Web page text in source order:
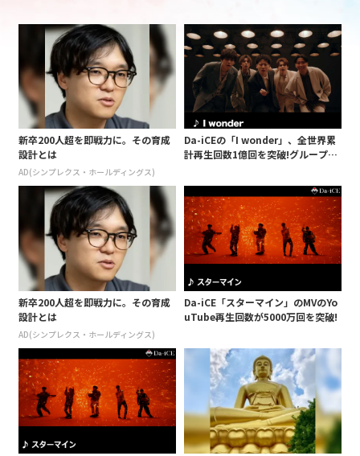
ブない女」の主題歌
新卒200人超を即戦力に。その育成
設計とは
AD(シンプレクス・ホールディングス)
Da-iCEの「I wonder」、全世界累
計再生回数1億回を突破!グループ史
新卒200人超を即戦力に。その育成
設計とは
AD(シンプレクス・ホールディングス)
Da-iCE「スターマイン」のMVのYo
uTube再生回数が5000万回を突破!